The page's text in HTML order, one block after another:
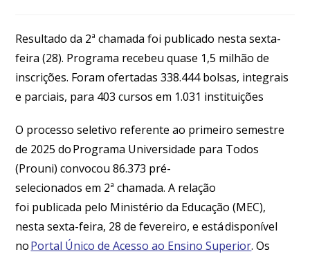
Resultado da 2ª chamada foi publicado nesta sexta-
feira (28). Programa recebeu quase 1,5 milhão de
inscrições. Foram ofertadas 338.444 bolsas, integrais
e parciais, para 403 cursos em 1.031 instituições
O processo seletivo referente ao primeiro semestre
de 2025 do Programa Universidade para Todos
(Prouni) convocou 86.373 pré-
selecionados em 2ª chamada. A relação
foi publicada pelo Ministério da Educação (MEC),
nesta sexta-feira, 28 de fevereiro, e está disponível
noPortal Único de Acesso ao Ensino Superior. Os